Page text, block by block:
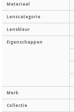
Materiaal
Lenscategorie
Lenskleur
Eigenschappen
Merk
Collectie